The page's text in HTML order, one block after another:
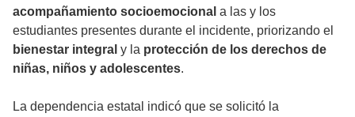
acompañamiento socioemocional a las y los
estudiantes presentes durante el incidente, priorizando el
bienestar integral y la protección de los derechos de
niñas, niños y adolescentes.
La dependencia estatal indicó que se solicitó la